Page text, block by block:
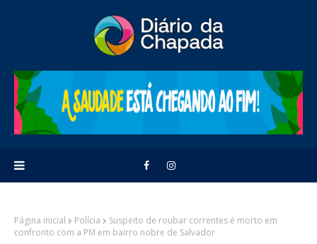
Página inicial Polícia
Suspeito de roubar correntes é morto em
confronto com a PM em bairro nobre de Salvador